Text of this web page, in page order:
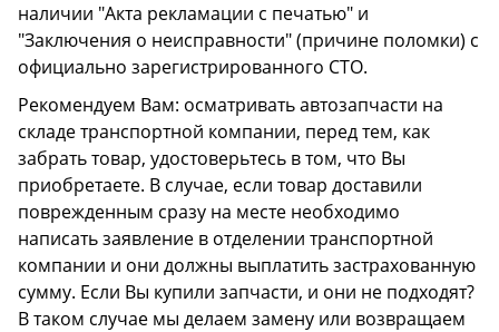
наличии "Акта рекламации с печатью" и
"Заключения о неисправности" (причине поломки) с
официально зарегистрированного СТО.
Рекомендуем Вам: осматривать автозапчасти на
складе транспортной компании, перед тем, как
забрать товар, удостоверьтесь в том, что Вы
приобретаете. В случае, если товар доставили
поврежденным сразу на месте необходимо
написать заявление в отделении транспортной
компании и они должны выплатить застрахованную
сумму. Если Вы купили запчасти, и они не подходят?
В таком случае мы делаем замену или возвращаем